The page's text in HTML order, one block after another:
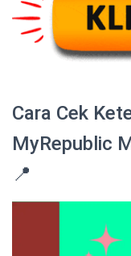
Cara Cek
MyRepublic
📍